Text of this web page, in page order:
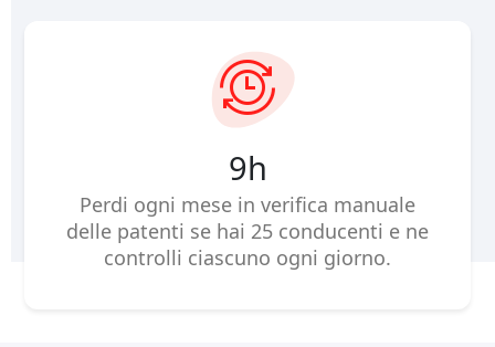
15h
Perdi ogni mese in verifica manuale
delle patenti se hai 25 conducenti e ne
controlli ciascuno ogni giorno.